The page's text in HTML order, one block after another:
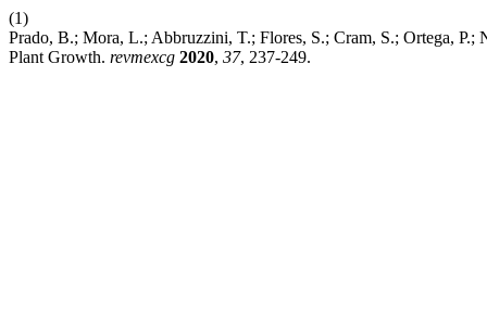
(1)
Prado, B.; Mora, L.; Abbruzzini, T.; Flores, S.; Cram, S.; Ortega,
Plant Growth. revmexcg 2020, 37, 237-249.